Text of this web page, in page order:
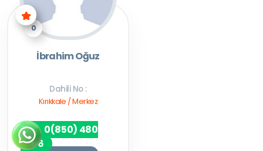
0
İbrahim Oğuz
Dahili No :
Kırıkkale / Merkez
0(850) 480
7256